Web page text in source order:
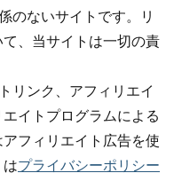
のないサイトです。リ
、当サイトは一切の責
リンク、アフィリエイ
イトプログラムによる
フィリエイト広告を使
はプライバシーポリシー